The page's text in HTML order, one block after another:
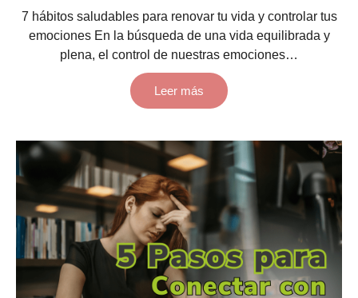
7 hábitos saludables para renovar tu vida y controlar tus
emociones En la búsqueda de una vida equilibrada y
plena, el control de nuestras emociones…
Leer más